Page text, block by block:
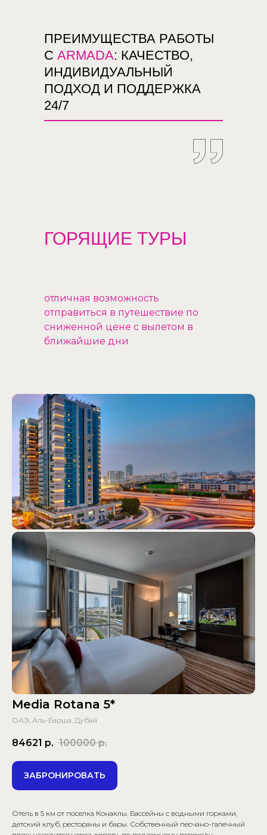
ПРЕИМУЩЕСТВА РАБОТЫ
С ARMADA: КАЧЕСТВО,
ИНДИВИДУАЛЬНЫЙ
ПОДХОД И ПОДДЕРЖКА
24/7
ГОРЯЩИЕ ТУРЫ
отличная возможность
отправиться в путешествие по
сниженной цене с вылетом в
ближайшие дни
Media Rotana 5*
ОАЭ, Аль-Барша, Дубай
84621 р. 100000 р.
ЗАБРОНИРОВАТЬ
Отель в 5 км от поселка Конаклы. Бассейны с водными горками,
детский клуб, рестораны и бары. Собственный песчано-галечный